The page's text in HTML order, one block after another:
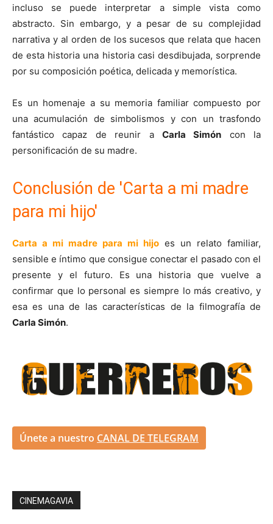
incluso se puede interpretar a simple vista como
abstracto. Sin embargo, y a pesar de su complejidad
narrativa y al orden de los sucesos que relata que hacen
de esta historia una historia casi desdibujada, sorprende
por su composición poética, delicada y memorística.
Es un homenaje a su memoria familiar compuesto por
una acumulación de simbolismos y con un trasfondo
fantástico capaz de reunir a Carla Simón con la
personificación de su madre.
Conclusión de 'Carta a mi madre
para mi hijo'
Carta a mi madre para mi hijo es un relato familiar,
sensible e íntimo que consigue conectar el pasado con el
presente y el futuro. Es una historia que vuelve a
confirmar que lo personal es siempre lo más creativo, y
esa es una de las características de la filmografía de
Carla Simón.
Únete a nuestro CANAL DE TELEGRAM
CINEMAGAVIA